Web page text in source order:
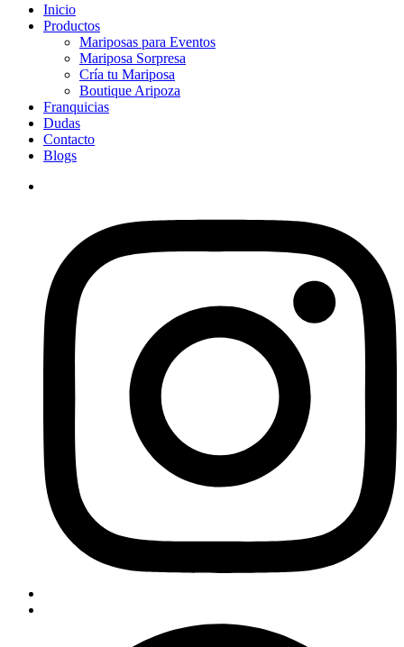
Inicio
Productos
Mariposas para Eventos
Mariposa Sorpresa
Cría tu Mariposa
Boutique Aripoza
Franquicias
Dudas
Contacto
Blogs